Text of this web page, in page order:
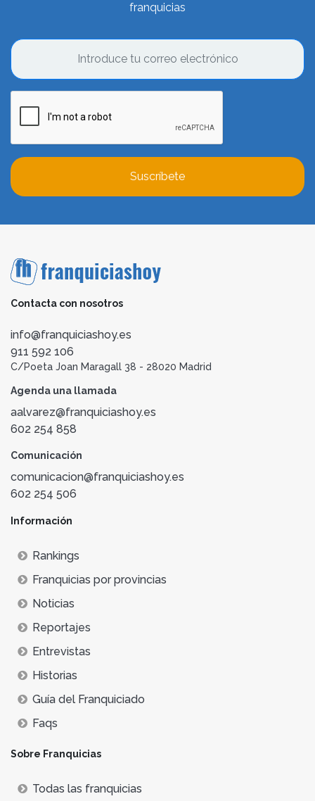
franquicias
Suscríbete
Contacta con nosotros
info@franquiciashoy.es
911 592 106
C/Poeta Joan Maragall 38 - 28020 Madrid
Agenda una llamada
aalvarez@franquiciashoy.es
602 254 858
Comunicación
comunicacion@franquiciashoy.es
602 254 506
Información
Rankings
Franquicias por provincias
Noticias
Reportajes
Entrevistas
Historias
Guía del Franquiciado
Faqs
Sobre Franquicias
Todas las franquicias